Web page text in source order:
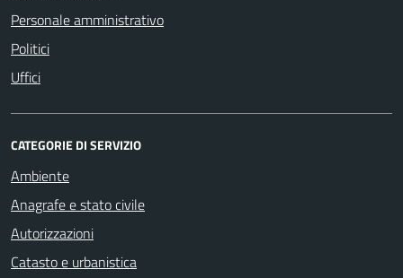
Personale amministrativo
Politici
Uffici
CATEGORIE DI SERVIZIO
Ambiente
Anagrafe e stato civile
Autorizzazioni
Catasto e urbanistica